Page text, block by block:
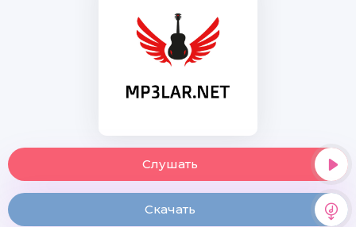
Слушать
Скачать